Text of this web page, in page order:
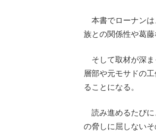
本書でローナンは
族との関係性や葛
そして取材が深ま
層部や元モサドの
ることになる。
読み進めるたびに
の脅しに屈しないそ